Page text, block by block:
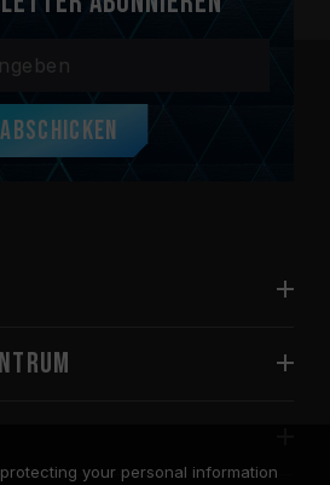
Abschicken
your personal information